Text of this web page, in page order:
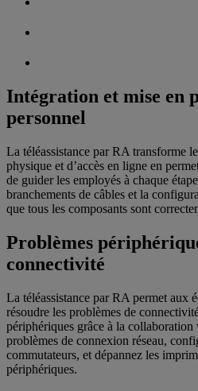
Intégration et mise en
personnel
La téléassistance par RA transforme
physique et d’accès en ligne en
de guider les employés à chaque
branchements de câbles et la
que tous les composants sont
Problèmes
connectivité
La téléassistance par RA permet aux
résoudre les problèmes de
périphériques grâce à la
problèmes de connexion réseau,
commutateurs, et dépannez les
périphériques.